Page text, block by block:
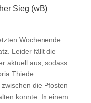
Sieg (wB)
Wochenende
Leider fällt die
aktuell aus, sodass
Thiede
die Pfosten
konnte. In einem